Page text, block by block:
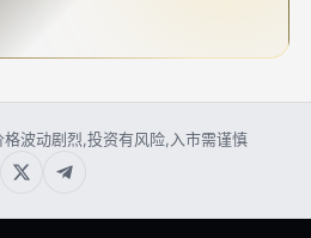
波动剧烈,投资有风险,入市需谨慎